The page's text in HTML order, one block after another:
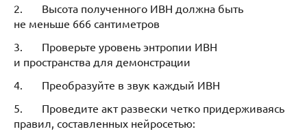
2. Высота полученного ИВН должна быть
не меньше 666 сантиметров
3. Проверьте уровень энтропии ИВН
и пространства для демонстрации
4. Преобразуйте в звук каждый ИВН
5. Проведите акт развески четко придерживаясь
правил, составленных нейросетью: